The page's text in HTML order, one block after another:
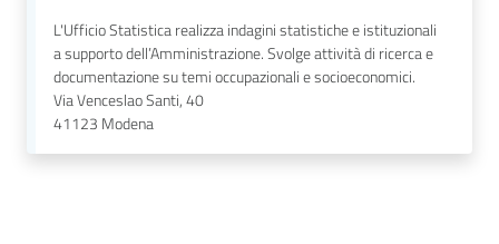
L'Ufficio Statistica realizza indagini statistiche e istituzionali
a supporto dell’Amministrazione. Svolge attività di ricerca e
documentazione su temi occupazionali e socioeconomici.
Via Venceslao Santi, 40
41123 Modena